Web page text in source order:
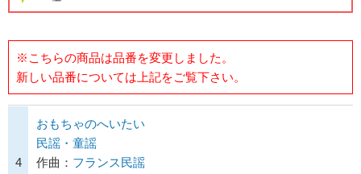
※こちらの商品は品番を変更しました。
新しい品番については上記をご覧下さい。
4
おもちゃのへいたい
民謡・童謡
作曲： フランス民謡